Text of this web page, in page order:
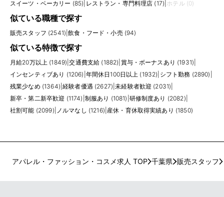
スイーツ・ベーカリー (85) レストラン・専門料理店 (17) ホテル (0)
似ている職種で探す
販売スタッフ (2541) |飲食・フード・小売 (94)
似ている特徴で探す
月給20万以上 (1849) |交通費支給 (1882) 賞与・ボーナスあり (1931)
インセンティブあり (1206) 年間休日100日以上 (1932) シフト勤務 (2890)
残業少なめ (1364) |経験者優遇 (2627) |未経験者歓迎 (2031)
新卒・第二新卒歓迎 (1174) 制服あり (1081) 研修制度あり (2082)
社割可能 (2099) ノルマなし (1216) 産休・育休取得実績あり (1850)
アパレル・ファッション・コスメ求人 TOP 千葉県 販売スタッフ